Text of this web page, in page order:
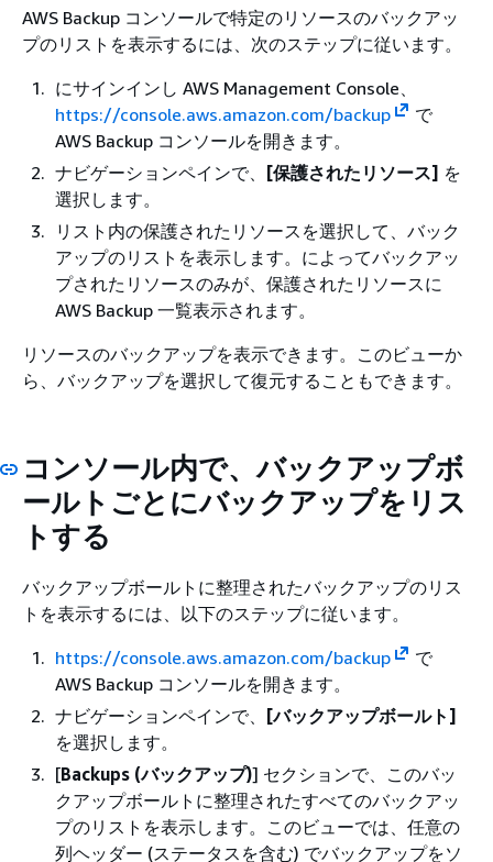
AWS Backup コンソールで特定のリソースのバックアッ
プのリストを表示するには、次のステップに従います。
にサインインし AWS Management Console、
https://console.aws.amazon.com/backup
で
AWS Backup コンソールを開きます。
ナビゲーションペインで、 [保護されたリソース] を
選択します。
リスト内の保護されたリソースを選択して、バック
アップのリストを表示します。によってバックアッ
プされたリソースのみが、保護されたリソースに
AWS Backup 一覧表示されます。
リソースのバックアップを表示できます。このビューか
ら、バックアップを選択して復元することもできます。
コンソール内で、バックアップボ
ールトごとにバックアップをリス
トする
バックアップボールトに整理されたバックアップのリス
トを表示するには、以下のステップに従います。
https://console.aws.amazon.com/backup
で
AWS Backup コンソールを開きます。
ナビゲーションペインで、
[バックアップボールト]
を選択します。
[Backups (バックアップ)] セクションで、このバッ
クアップボールトに整理されたすべてのバックアッ
プのリストを表示します。このビューでは、任意の
列ヘッダー (ステータスを含む) でバックアップをソ